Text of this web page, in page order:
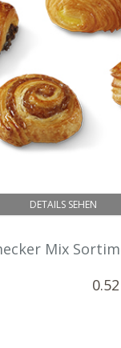
DETAILS SEHEN
Mix